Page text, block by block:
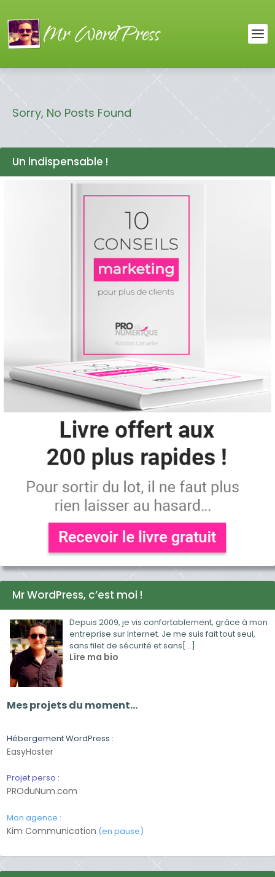
Sorry, No Posts Found
Un indispensable !
Mr WordPress, c’est moi !
Depuis 2009, je vis confortablement, grâce à mon
entreprise sur Internet. Je me suis fait tout seul,
sans filet de sécurité et sans[...]
Lire ma bio
Mes projets du moment…
Hébergement WordPress :
EasyHoster
Projet perso :
PROduNum.com
Mon agence :
Kim Communication (en pause)